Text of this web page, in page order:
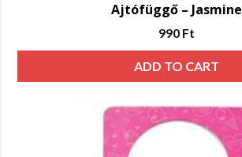
Ajtófüggő – Jasmine
990 Ft
ADD TO CART